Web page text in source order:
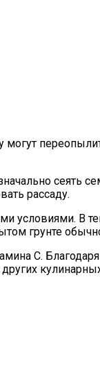
сеять
рассаду.
условиями. В
грунте
С.